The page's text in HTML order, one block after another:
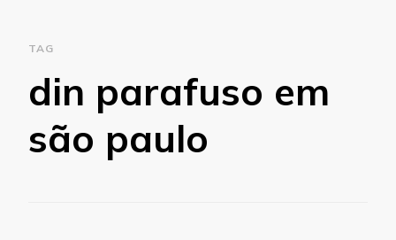
TAG
din parafuso em
são paulo